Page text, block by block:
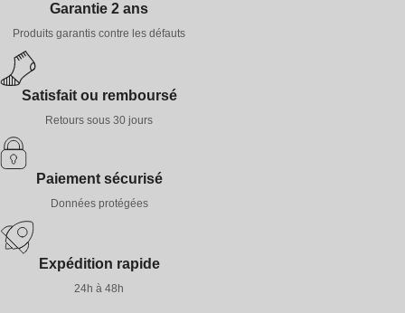
Garantie 2 ans
Produits garantis contre les défauts
Satisfait ou remboursé
Retours sous 30 jours
Paiement sécurisé
Données protégées
Expédition rapide
24h à 48h